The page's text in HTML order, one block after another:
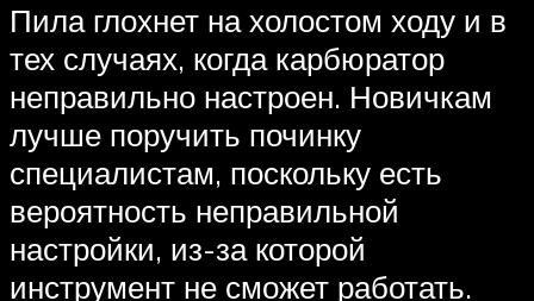
Пила глохнет на холостом ходу и в
тех случаях, когда карбюратор
неправильно настроен. Новичкам
лучше поручить починку
специалистам, поскольку есть
вероятность неправильной
настройки, из-за которой
инструмент не сможет работать.